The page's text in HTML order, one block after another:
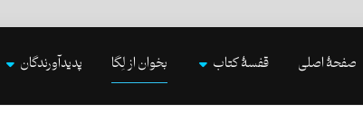
صفحۀ اصلی قفسۀ کتاب بخوان از لِگا پدیدآورندگان